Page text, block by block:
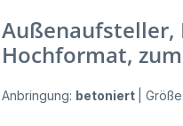
Außenaufsteller,
Hochformat,
Anbringung: betoniert Größe: